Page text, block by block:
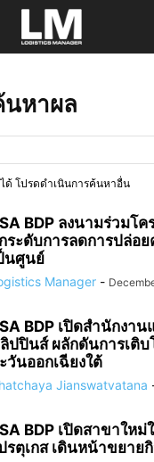
นหาผล
โปรดดำเนินการค้นหาอื่น
BDP ลงนามร่วมโค
ระดับการลดการปล่อ
นศูนย์
Manager -
BDP เปิดสำนักงาน
ปปินส์ ผลักดันการเติบ
วันออกเฉียงใต้
Jianswatvatana
BDP เปิดสาขาให
รตุเกส เดินหน้าขยาย